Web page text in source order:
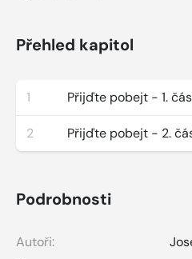
Přehled kapitol
1 Přijďte pobejt - 1.
2 Přijďte pobejt - 2.
Podrobnosti
Autoři: